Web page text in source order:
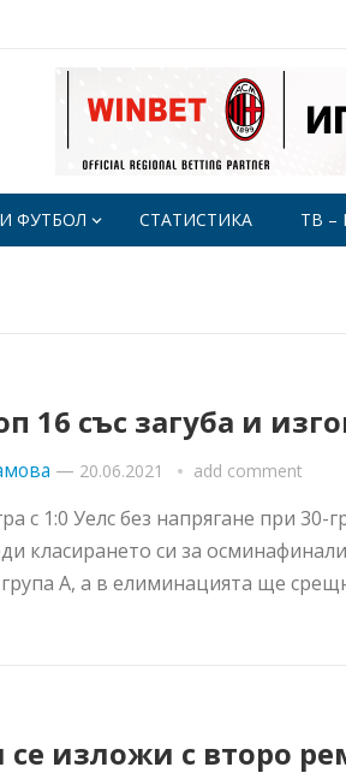
ФУТБОЛ СТАТИСТИКА ТВ –
16 със загуба и
— 20.06.2021 add comment
с 1:0 Уелс без напрягане при 30-
класирането си за
А, а в елиминацията ще
се изложи с второ